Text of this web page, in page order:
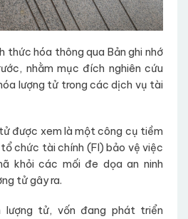
thức hóa thông qua Bản ghi nhớ
nhằm mục đích nghiên cứu
lượng tử trong các dịch vụ tài
được xem là một công cụ tiềm
chức tài chính (FI) bảo vệ việc
khỏi các mối đe dọa an ninh
tử gây ra.
lượng tử, vốn đang phát triển